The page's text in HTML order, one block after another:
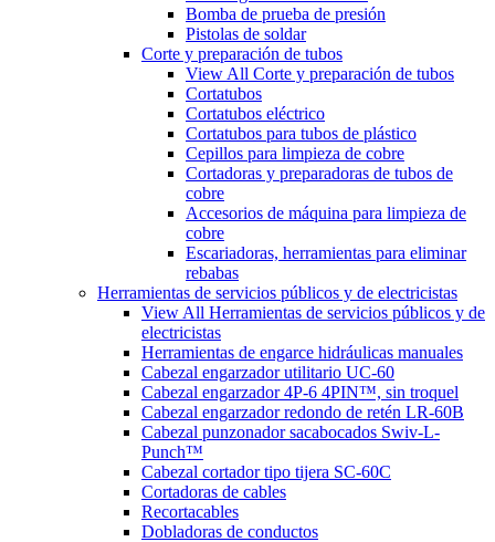
Bomba de prueba de presión
Pistolas de soldar
Corte y preparación de tubos
View All Corte y preparación de tubos
Cortatubos
Cortatubos eléctrico
Cortatubos para tubos de plástico
Cepillos para limpieza de cobre
Cortadoras y preparadoras de tubos de
cobre
Accesorios de máquina para limpieza de
cobre
Escariadoras, herramientas para eliminar
rebabas
Herramientas de servicios públicos y de electricistas
View All Herramientas de servicios públicos y de
electricistas
Herramientas de engarce hidráulicas manuales
Cabezal engarzador utilitario UC-60
Cabezal engarzador 4P-6 4PIN™, sin troquel
Cabezal engarzador redondo de retén LR-60B
Cabezal punzonador sacabocados Swiv-L-
Punch™
Cabezal cortador tipo tijera SC-60C
Cortadoras de cables
Recortacables
Dobladoras de conductos